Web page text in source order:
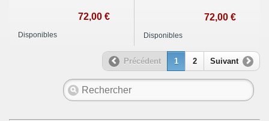
72,00 €
Disponibles
72,00 €
Disponibles
Précédent 1 2 Suivant